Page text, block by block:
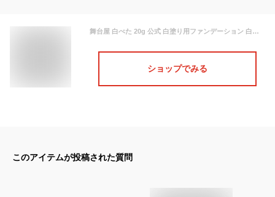
舞台屋 白べた 20g 公式 白塗り用ファンデーション 白塗り ハロウィン Halloween 仮装 クリーム ファンデーション フェイスペイント ドーラン ドウラン どうらん ホワイト 真っ白 コスプレ イベント 忘年会 パーティー 舞台 ステージ 映画 舞妓 伝統芸能 特殊メイク ブタイヤ
ショップでみる
このアイテムが投稿された質問